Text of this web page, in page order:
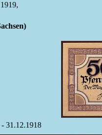
1919,
- 31.12.1918